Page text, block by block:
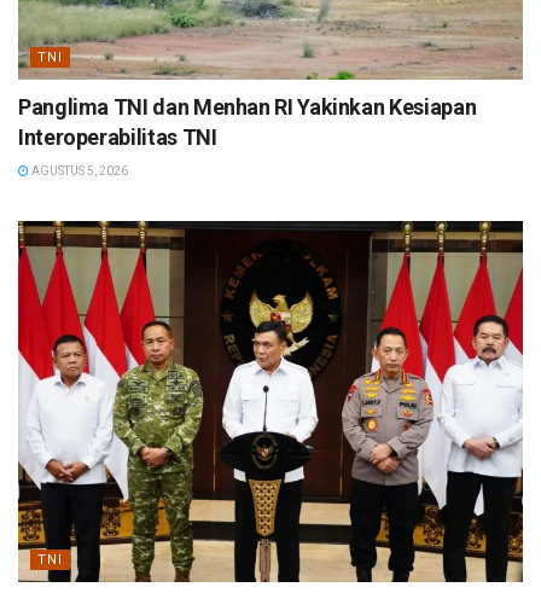
TNI
Panglima TNI dan Menhan RI Yakinkan Kesiapan
Interoperabilitas TNI
AGUSTUS 5, 2026
TNI